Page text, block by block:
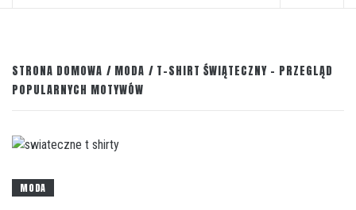
STRONA DOMOWA MODA
T-SHIRT ŚWIĄTECZNY – PRZEGLĄD
POPULARNYCH MOTYWÓW
MODA